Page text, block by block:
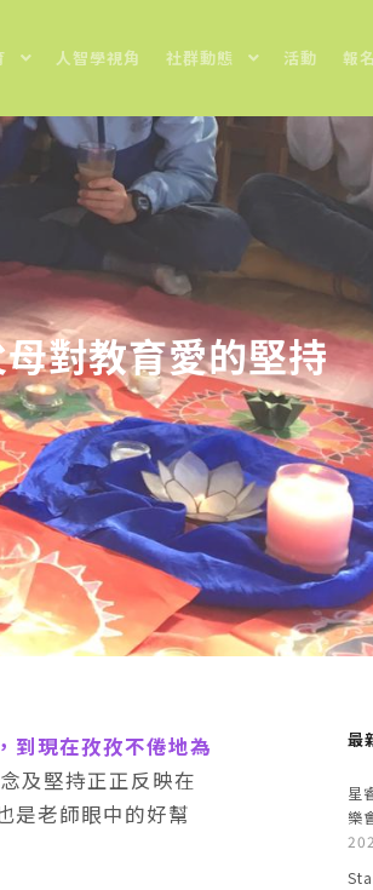
人智學視角 社群動態 活動 報
對教育愛的堅持
到現在孜孜不倦地為
及堅持正正反映在
是老師眼中的好幫
最
星
樂